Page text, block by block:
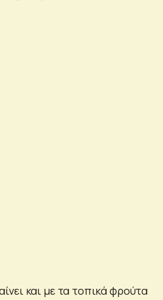
και με τα τοπικά φρούτα